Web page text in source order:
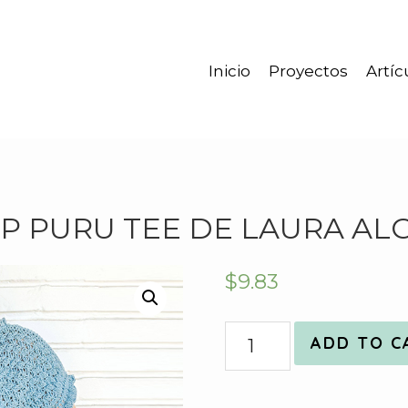
Inicio Proyectos
PURU TEE DE LAURA
$9.83
ADD TO